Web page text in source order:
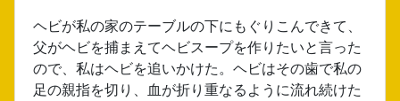
ヘビが私の家のテーブルの下にもぐりこんできて、
父がヘビを捕まえてヘビスープを作りたいと言った
ので、私はヘビを追いかけた。ヘビはその歯で私の
足の親指を切り、血が折り重なるように流れ続けた